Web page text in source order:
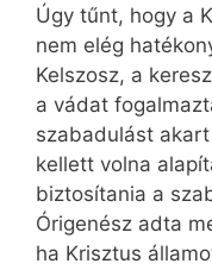
Úgy tűnt, hogy a
nem elég
Kelszosz, a
a vádat
szabadulást
kellett volna
biztosítania a
Órigenész adta
ha Krisztus